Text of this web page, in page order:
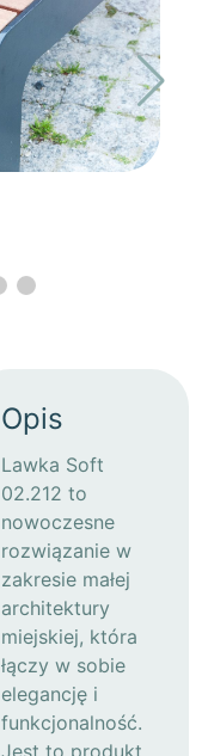
Opis
Lawka Soft
02.212 to
nowoczesne
rozwiązanie w
zakresie małej
architektury
miejskiej, która
łączy w sobie
elegancję i
funkcjonalność.